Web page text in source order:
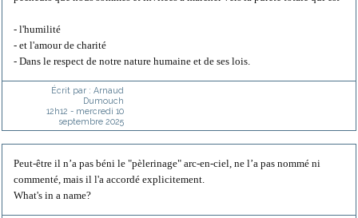
- l'humilité
- et l'amour de charité
- Dans le respect de notre nature humaine et de ses lois.
Écrit par : Arnaud
Dumouch
12h12 - mercredi 10
septembre 2025
Peut-être il n’a pas béni le "pèlerinage" arc-en-ciel, ne l’a pas nommé ni
commenté, mais il l'a accordé explicitement.
What's in a name?